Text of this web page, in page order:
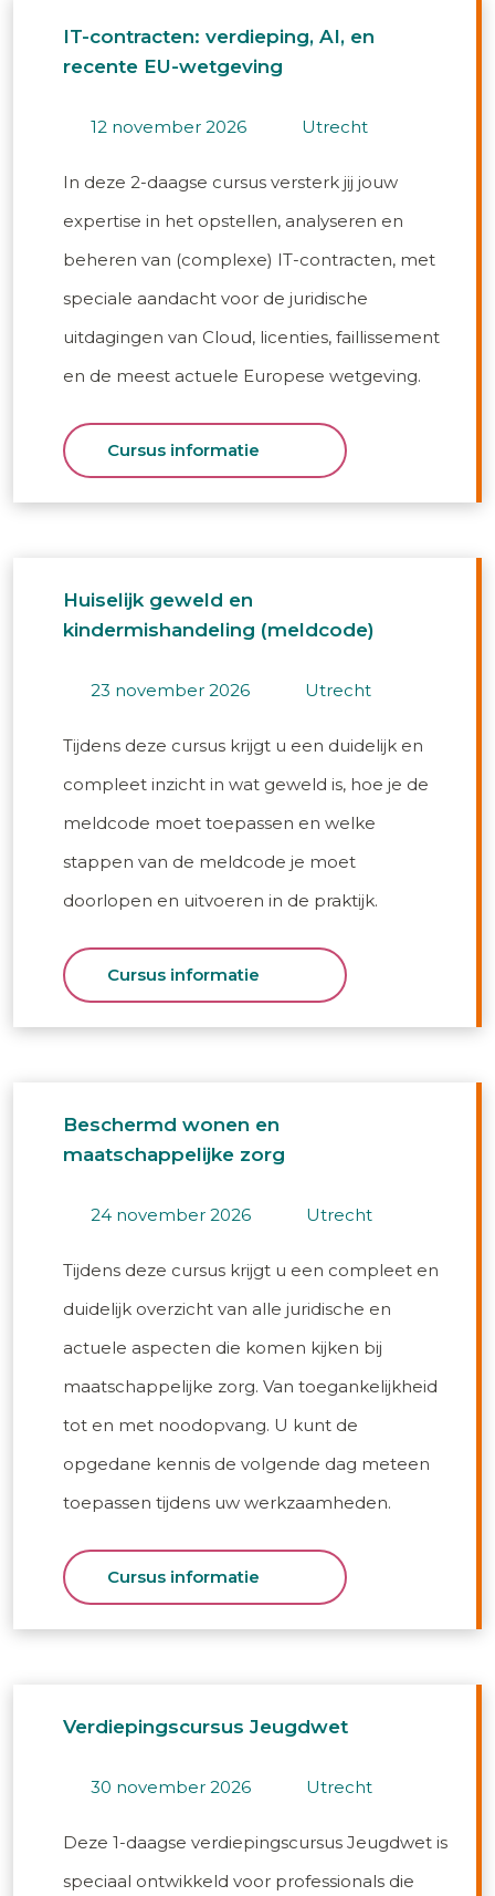
IT-contracten: verdieping, AI, en
recente EU-wetgeving
12 november 2026 utrecht
In deze 2-daagse cursus versterk jij jouw
expertise in het opstellen, analyseren en
beheren van (complexe) IT-contracten, met
speciale aandacht voor de juridische
uitdagingen van Cloud, licenties, faillissement
en de meest actuele Europese wetgeving.
Cursus informatie
Huiselijk geweld en
kindermishandeling (meldcode)
23 november 2026 utrecht
Tijdens deze cursus krijgt u een duidelijk en
compleet inzicht in wat geweld is, hoe je de
meldcode moet toepassen en welke
stappen van de meldcode je moet
doorlopen en uitvoeren in de praktijk.
Cursus informatie
Beschermd wonen en
maatschappelijke zorg
24 november 2026 utrecht
Tijdens deze cursus krijgt u een compleet en
duidelijk overzicht van alle juridische en
actuele aspecten die komen kijken bij
maatschappelijke zorg. Van toegankelijkheid
tot en met noodopvang. U kunt de
opgedane kennis de volgende dag meteen
toepassen tijdens uw werkzaamheden.
Cursus informatie
Verdiepingscursus Jeugdwet
30 november 2026 utrecht
Deze 1-daagse verdiepingscursus Jeugdwet is
speciaal ontwikkeld voor professionals die